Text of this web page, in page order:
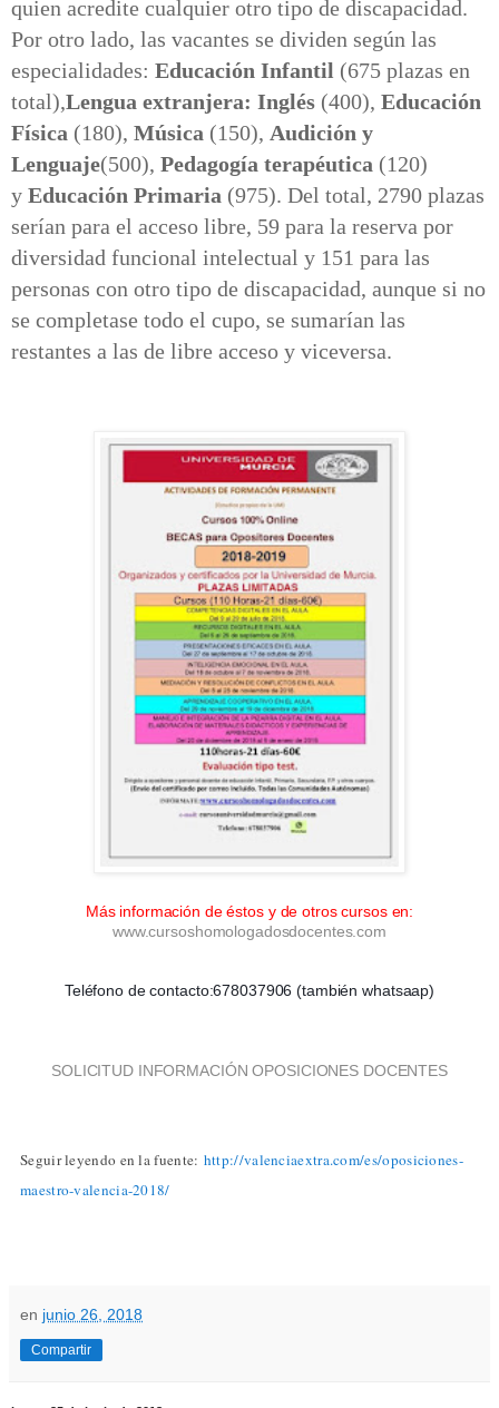
quien acredite cualquier otro tipo de discapacidad.
Por otro lado, las vacantes se dividen según las
especialidades: Educación Infantil (675 plazas en
total),Lengua extranjera: Inglés (400), Educación
Física (180), Música (150), Audición y
Lenguaje(500), Pedagogía terapéutica (120)
y Educación Primaria (975). Del total, 2790 plazas
serían para el acceso libre, 59 para la reserva por
diversidad funcional intelectual y 151 para las
personas con otro tipo de discapacidad, aunque si no
se completase todo el cupo, se sumarían las
restantes a las de libre acceso y viceversa.
Más información de éstos y de otros cursos en:
www.cursoshomologadosdocentes.com
Teléfono de contacto:678037906 (también whatsaap)
SOLICITUD INFORMACIÓN OPOSICIONES DOCENTES
Seguir leyendo en la fuente: http://valenciaextra.com/es/oposiciones-
maestro-valencia-2018/
en junio 26, 2018
Compartir